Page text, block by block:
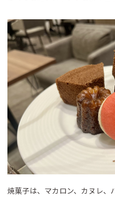
焼菓子は、マカロン、カヌレ、